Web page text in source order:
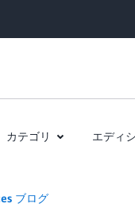
カテゴリ エディ
ブログ